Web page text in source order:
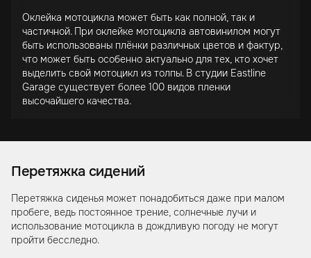
Оклейка мотоцикла может быть как полной, так и
частичной. При оклейке мотоцикла автовинилом могут
быть использованы плёнки различных цветов и фактур,
что может быть особенно актуально для тех, кто хочет
выделить свой мотоцикл из толпы. В студии Eastline
Garage существует более 100 видов пленки
высочайшего качества.
Перетяжка сидений
Перетяжка сиденья может понадобиться даже при малом
пробеге, ведь постоянное трение, солнечные лучи и
использование мотоцикла в дождливую погоду не могут
пройти бесследно.